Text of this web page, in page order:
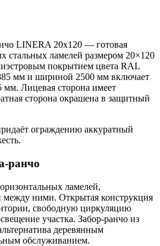
LINERA 20х120 — готовая
стальных ламелей размером 20×120
покрытием цвета RAL
мм и шириной 2500 мм включает
Лицевая сторона имеет
сторона окрашена в защитный
ограждению аккуратный
ранчо
ламелей,
между ними. Открытая конструкция
свободную циркуляцию
участка. Забор-ранчо из
деревянным
обслуживанием.